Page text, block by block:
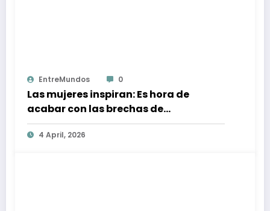
EntreMundos 0
Las mujeres inspiran: Es hora de
acabar con las brechas de
desigualdad
4 April, 2026